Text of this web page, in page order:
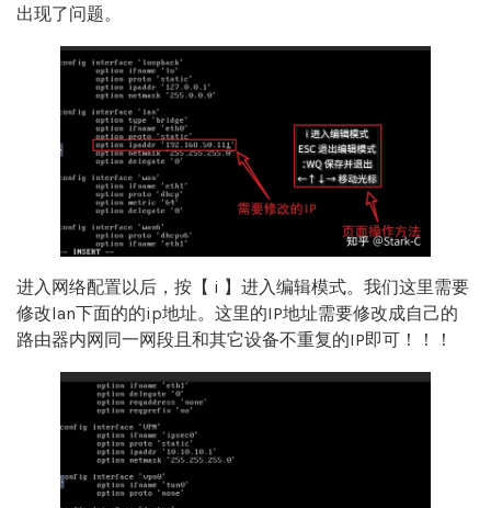
出现了问题。
进入网络配置以后，按【 i 】进入编辑模式。我们这里需要
修改lan下面的的ip地址。这里的IP地址需要修改成自己的
路由器内网同一网段且和其它设备不重复的IP即可！！！